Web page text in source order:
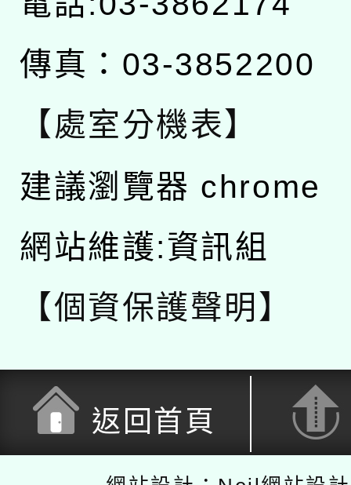
傳真：03-3852200
【處室分機表】
建議瀏覽器 chrome
網站維護:資訊組
【個資保護聲明】
返回首頁